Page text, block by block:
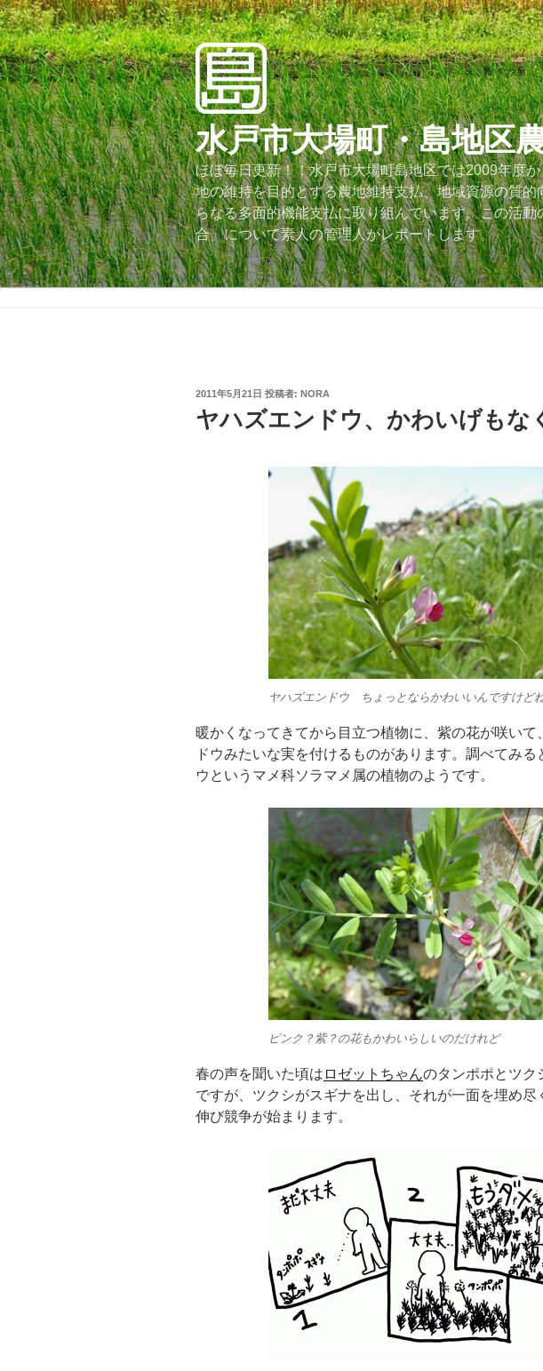
コ
ン
テ
ン
ツ
へ
ス
キ
ッ
プ
水戸市大場町・島地区
ほぼ毎日更新！！水戸市大場町島地区では2009年度
地の維持を目的とする農地維持支払、地域資源の質
らなる多面的機能支払に取り組んでいます。この活
合」について素人の管理人がレポートします。
投
日:
2011年5月21日 投稿者: NORA
ヤハズエンドウ、かわいげもな
ヤハズエンドウ ちょっとならかわいいんですけどね
暖かくなってきてから目立つ植物に、紫の花が咲いて
ドウみたいな実を付けるものがあります。調べてみる
ウというマメ科ソラマメ属の植物のようです。
ピンク？紫？の花もかわいらしいのだけれど
春の声を聞いた頃は ロゼットちゃんのタンポポとツク
ですが、ツクシがスギナを出し、それが一面を埋め尽
伸び競争が始まります。